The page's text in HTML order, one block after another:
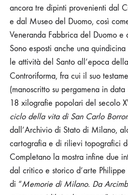
ancora tre dipinti provenienti dal
e dal Museo del Duomo, così
Veneranda Fabbrica del Duomo
Sono esposti anche una
le attività del Santo all’epoca
Controriforma, fra cui il suo
(manoscritto su pergamena in
18 xilografie popolari del secolo
ciclo della vita di San Carlo
dall’Archivio di Stato di Milano,
cartografia e di rilievi topografici
Completano la mostra infine due
dal critico e storico d’arte
di “Memorie di Milano. Da